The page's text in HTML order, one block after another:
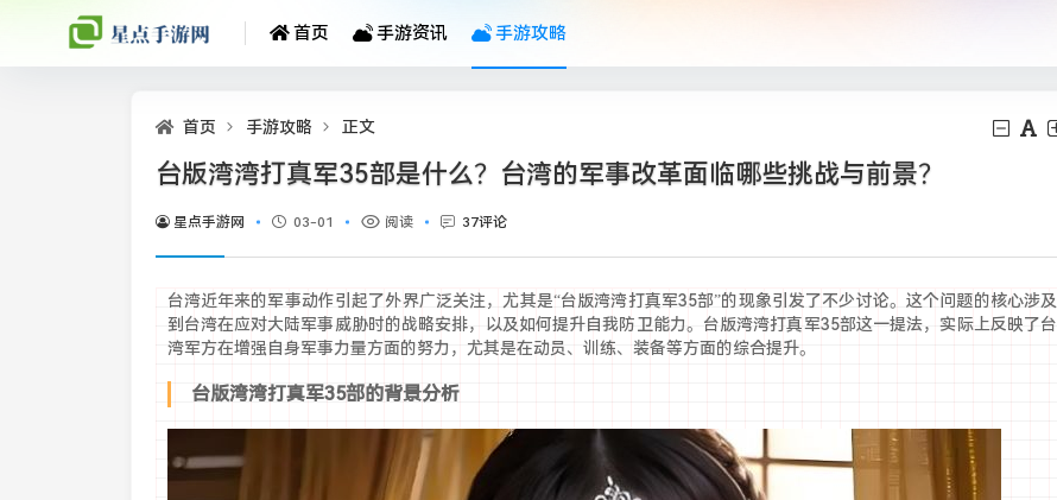
首页 手游资讯 手游攻略
首页 手游攻略 正文
台版湾湾打真军35部是什么？台湾的军事改革面临哪些挑战与前景？
星点手游网 03-01 阅读 37评论
台湾近年来的军事动作引起了外界广泛关注，尤其是“台版湾湾打真军35部”的现象引发了不少讨论。这个问题的核心涉及
到台湾在应对大陆军事威胁时的战略安排，以及如何提升自我防卫能力。台版湾湾打真军35部这一提法，实际上反映了台
湾军方在增强自身军事力量方面的努力，尤其是在动员、训练、装备等方面的综合提升。
台版湾湾打真军35部的背景分析